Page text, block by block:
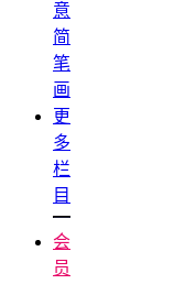
意
简
笔
画
更
多
栏
目
会
员